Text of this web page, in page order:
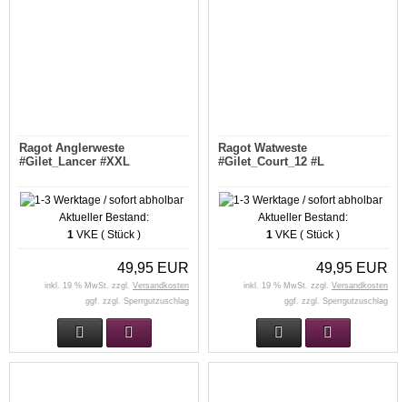
Ragot Anglerweste
#Gilet_Lancer #XXL
Aktueller Bestand:
1 VKE ( Stück )
49,95 EUR
inkl. 19 % MwSt. zzgl. Versandkosten
ggf. zzgl. Sperrgutzuschlag
Ragot Watweste
#Gilet_Court_12 #L
Aktueller Bestand:
1 VKE ( Stück )
49,95 EUR
inkl. 19 % MwSt. zzgl. Versandkosten
ggf. zzgl. Sperrgutzuschlag